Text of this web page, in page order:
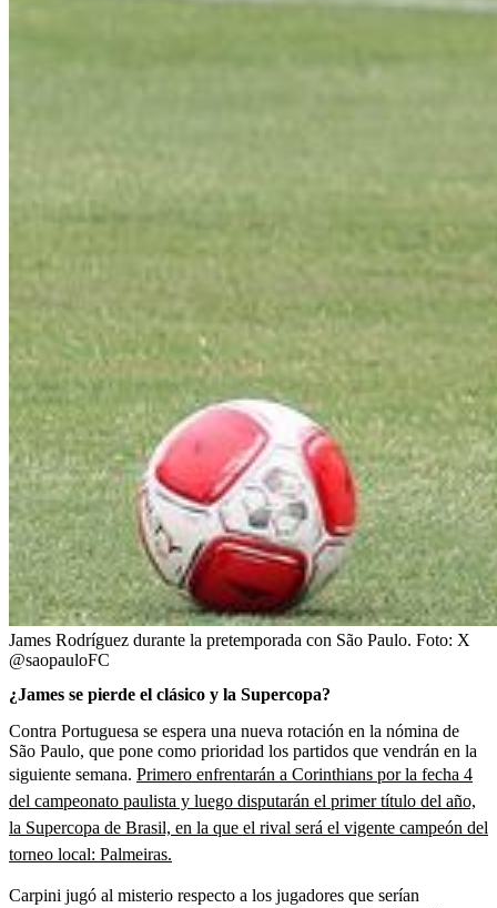
James Rodríguez durante la pretemporada con São Paulo. Foto: X
@saopauloFC
¿James se pierde el clásico y la Supercopa?
Contra Portuguesa se espera una nueva rotación en la nómina de
São Paulo, que pone como prioridad los partidos que vendrán en la
siguiente semana. Primero enfrentarán a Corinthians por la fecha 4
del campeonato paulista y luego disputarán el primer título del año,
la Supercopa de Brasil, en la que el rival será el vigente campeón del
torneo local: Palmeiras.
Carpini jugó al misterio respecto a los jugadores que serían